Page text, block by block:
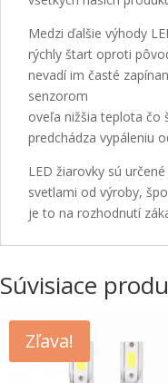
Medzi ďalšie výhody
rýchly štart oproti
nevadí im časté
senzorom
oveľa nižšia teplota čo
predchádza vypáleniu
LED žiarovky sú
svetlami od výroby,
je to na rozhodnutí
Súvisiace
Zľava!